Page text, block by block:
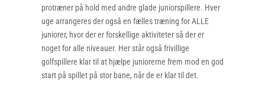
protræner på hold med andre glade juniorspillere. Hver
uge arrangeres der også en fælles træning for ALLE
juniorer, hvor der er forskellige aktiviteter så der er
noget for alle niveauer. Her står også frivillige
golfspillere klar til at hjælpe juniorerne frem mod en god
start på spillet på stor bane, når de er klar til det.